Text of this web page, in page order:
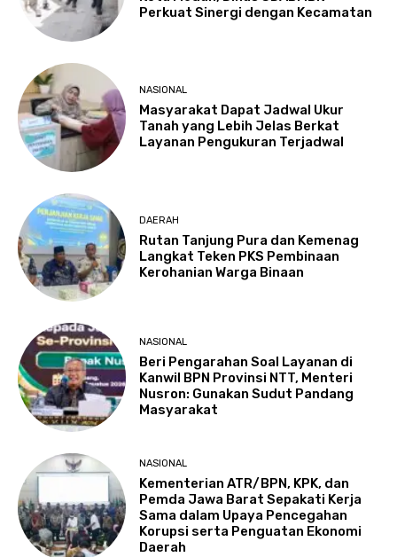
Perkuat Sinergi dengan Kecamatan
NASIONAL
Masyarakat Dapat Jadwal Ukur
Tanah yang Lebih Jelas Berkat
Layanan Pengukuran Terjadwal
DAERAH
Rutan Tanjung Pura dan Kemenag
Langkat Teken PKS Pembinaan
Kerohanian Warga Binaan
NASIONAL
Beri Pengarahan Soal Layanan di
Kanwil BPN Provinsi NTT, Menteri
Nusron: Gunakan Sudut Pandang
Masyarakat
NASIONAL
Kementerian ATR/BPN, KPK, dan
Pemda Jawa Barat Sepakati Kerja
Sama dalam Upaya Pencegahan
Korupsi serta Penguatan Ekonomi
Daerah